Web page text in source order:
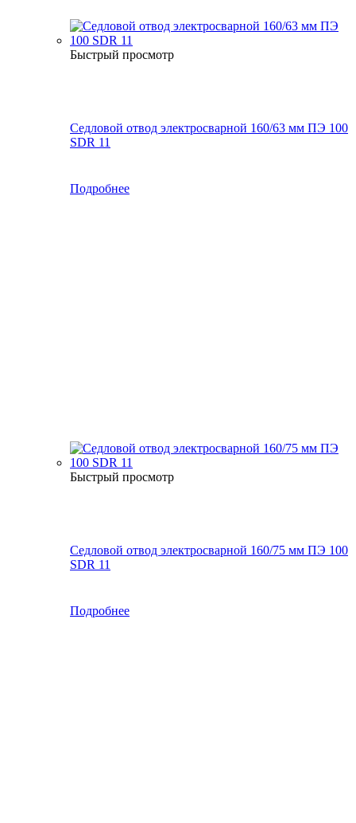
Быстрый просмотр
Седловой отвод электросварной 160/63 мм ПЭ 100
SDR 11
Подробнее
Быстрый просмотр
Седловой отвод электросварной 160/75 мм ПЭ 100
SDR 11
Подробнее